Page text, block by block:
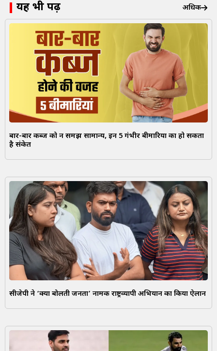
यह भी पढ़ें अधिक
बार-बार कब्ज को न समझें सामान्य, इन 5 गंभीर बीमारियों का हो सकता
है संकेत
सीजेपी ने ‘क्या बोलती जनता’ नामक राष्ट्रव्यापी अभियान का किया ऐलान